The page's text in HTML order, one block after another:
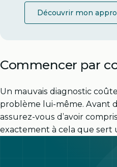
Découvrir mon
Commencer par
Un mauvais diagnostic
problème lui-même. Avant
assurez-vous d’avoir
exactement à cela que sert